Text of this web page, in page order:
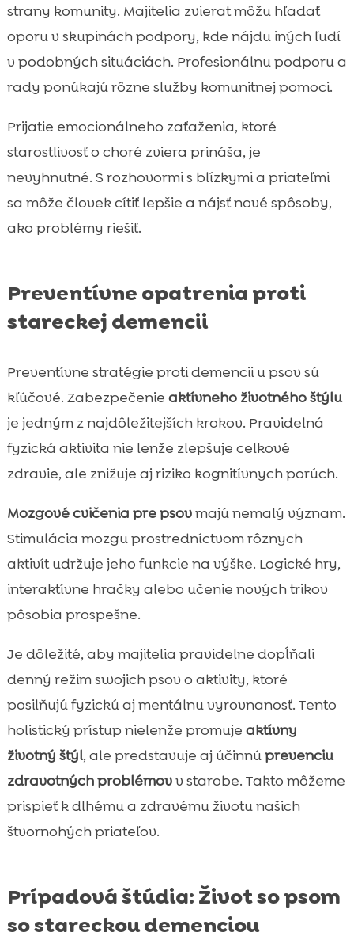
strany komunity. Majitelia zvierat môžu hľadať
oporu v skupinách podpory, kde nájdu iných ľudí
v podobných situáciách. Profesionálnu podporu a
rady ponúkajú rôzne služby komunitnej pomoci.
Prijatie emocionálneho zaťaženia, ktoré
starostlivosť o choré zviera prináša, je
nevyhnutné. S rozhovormi s blízkymi a priateľmi
sa môže človek cítiť lepšie a nájsť nové spôsoby,
ako problémy riešiť.
Preventívne opatrenia proti
stareckej demencii
Preventívne stratégie proti demencii u psov sú
kľúčové. Zabezpečenie aktívneho životného štýlu
je jedným z najdôležitejších krokov. Pravidelná
fyzická aktivita nie lenže zlepšuje celkové
zdravie, ale znižuje aj riziko kognitívnych porúch.
Mozgové cvičenia pre psovmajú nemalý význam.
Stimulácia mozgu prostredníctvom rôznych
aktivít udržuje jeho funkcie na výške. Logické hry,
interaktívne hračky alebo učenie nových trikov
pôsobia prospešne.
Je dôležité, aby majitelia pravidelne dopĺňali
denný režim swojich psov o aktivity, ktoré
posilňujú fyzickú aj mentálnu vyrovnanosť. Tento
holistický prístup nielenže promuje aktívny
životný štýl, ale predstavuje aj účinnúprevenciu
zdravotných problémovv starobe. Takto môžeme
prispieť k dlhému a zdravému životu našich
štvornohých priateľov.
Prípadová štúdia: Život so psom
so stareckou demenciou